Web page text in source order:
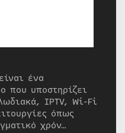
ένα
που υποστηρίζει
IPTV, Wi-Fi
όπως
χρόν…